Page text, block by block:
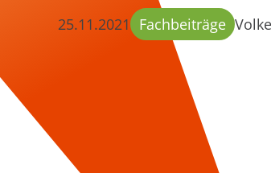
25.11.2021 Fachbeiträge